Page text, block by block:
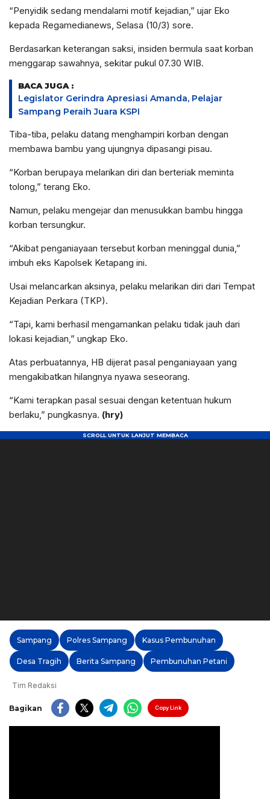
“Penyidik sedang mendalami motif kejadian,” ujar Eko
kepada Regamedianews, Selasa (10/3) sore.
Berdasarkan keterangan saksi, insiden bermula saat korban
menggarap sawahnya, sekitar pukul 07.30 WIB.
BACA JUGA :
Legislator Gerindra Apresiasi Amanda, Pelajar
Sampang Peraih Juara KSPI
Tiba-tiba, pelaku datang menghampiri korban dengan
membawa bambu yang ujungnya dipasangi pisau.
“Korban berupaya melarikan diri dan berteriak meminta
tolong,” terang Eko.
Namun, pelaku mengejar dan menusukkan bambu hingga
korban tersungkur.
“Akibat penganiayaan tersebut korban meninggal dunia,”
imbuh eks Kapolsek Ketapang ini.
Usai melancarkan aksinya, pelaku melarikan diri dari Tempat
Kejadian Perkara (TKP).
“Tapi, kami berhasil mengamankan pelaku tidak jauh dari
lokasi kejadian,” ungkap Eko.
Atas perbuatannya, HB dijerat pasal penganiayaan yang
mengakibatkan hilangnya nyawa seseorang.
“Kami terapkan pasal sesuai dengan ketentuan hukum
berlaku,” pungkasnya. (hry)
Sampang Polres Sampang Kasus Pembunuhan
Desa Tragih Berita Sampang Pembunuhan Petani
Tim Redaksi
Bagikan Copy Link